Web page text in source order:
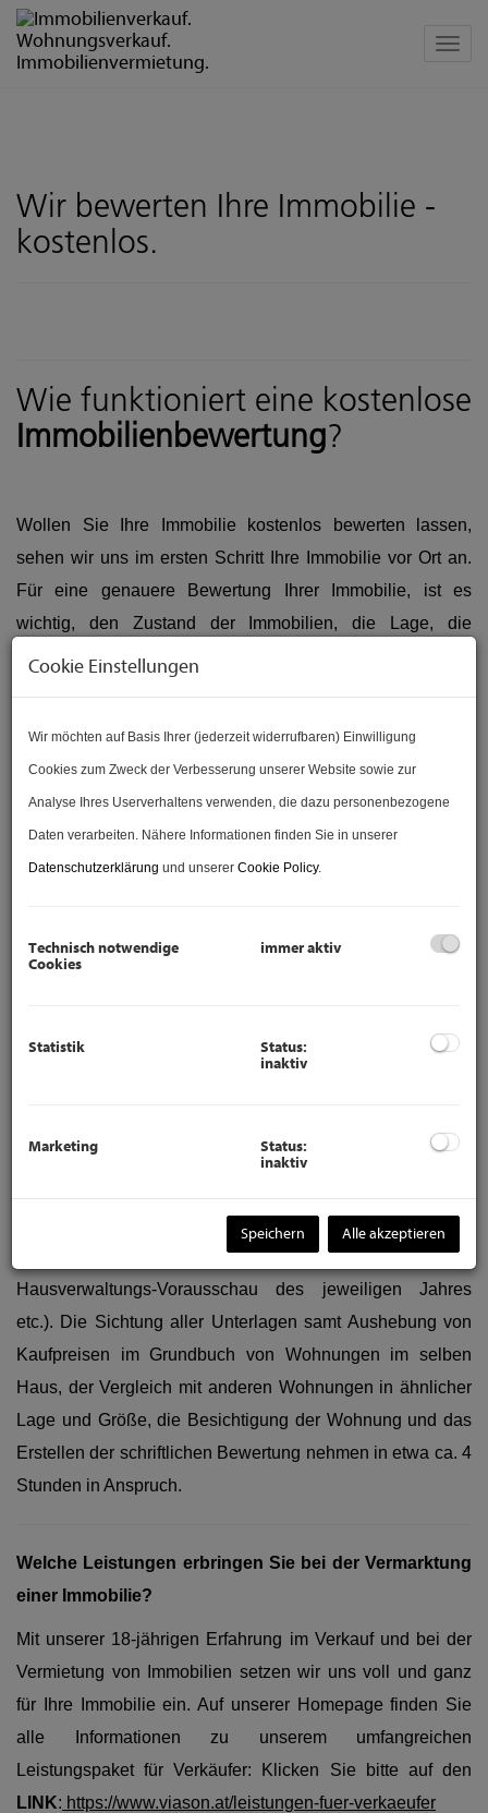
Wir bewerten Ihre Immobilie -
kostenlos.
Wie funktioniert eine kostenlose
Immobilienbewertung?
Wollen Sie Ihre Immobilie kostenlos bewerten lassen,
sehen wir uns im ersten Schritt Ihre Immobilie vor Ort an.
Für eine genauere Bewertung Ihrer Immobilie,
ist es
wichtig, den Zustand der Immobilien, die Lage, die
Ausrichtung und vieles mehr vor Ort augenscheinlich fest
FAQ
Eine Immobilienbewertung wird von uns im Regelfall
Zusammenhang ist, dass wir alle bewertungsrelevanten
Hierzu senden wir Ihnen eine Dokumenten-Checkliste
(z.B. Wohnungseigentumsvertrag, Nutzwertgutachten,
Hausverwaltungs-Vorausschau des jeweiligen Jahres
etc.). Die Sichtung aller Unterlagen samt Aushebung von
Kaufpreisen im Grundbuch von Wohnungen im selben
Haus, der Vergleich mit anderen Wohnungen in ähnlicher
Lage und Größe, die Besichtigung der Wohnung und das
Erstellen der schriftlichen Bewertung nehmen in etwa ca. 4
Stunden in Anspruch.
Welche Leistungen erbringen Sie bei der Vermarktung
einer Immobilie?
Mit unserer 18-jährigen Erfahrung im Verkauf und bei der
Vermietung von Immobilien setzen wir uns voll und ganz
für Ihre Immobilie ein. Auf unserer Homepage finden Sie
alle Informationen zu unserem umfangreichen
Leistungspaket für Verkäufer: Klicken Sie bitte auf den
LINK: https://www.viason.at/leistungen-fuer-verkaeufer
Cookie Einstellungen
Wir möchten auf Basis Ihrer (jederzeit widerrufbaren) Einwilligung
Cookies zum Zweck der Verbesserung unserer Website sowie zur
Analyse Ihres Userverhaltens verwenden, die dazu personenbezogene
Daten verarbeiten. Nähere Informationen finden Sie in unserer
Datenschutzerklärung und unserer Cookie Policy.
Technisch notwendige
Cookies
immer aktiv
Statistik
Status:
inaktiv
Marketing
Status:
inaktiv
Speichern Alle akzeptieren